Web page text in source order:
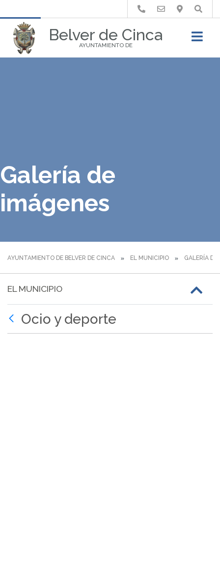
Belver de Cinca
AYUNTAMIENTO DE
Buscar
Galería de
imágenes
AYUNTAMIENTO DE BELVER DE CINCA EL MUNICIPIO GALERÍA DE
EL MUNICIPIO
Ocio y deporte